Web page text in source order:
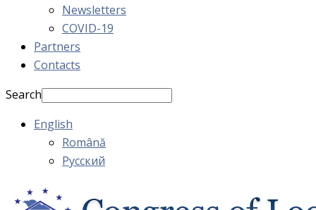
Newsletters
COVID-19
Partners
Contacts
Search
English
Română
Русский